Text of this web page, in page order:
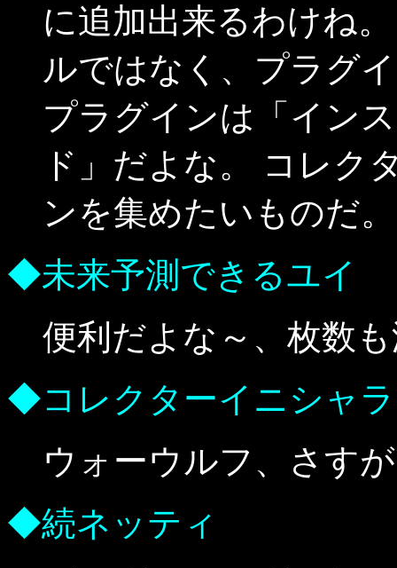
に追加出来るわけね
ルではなく、プラグ
プラグインは「イン
ド」だよな。 コレク
ンを集めたいものだ。
◆未来予測できるユイ
便利だよな～、枚数
◆コレクターイニシャ
ウォーウルフ、さす
◆続ネッティ